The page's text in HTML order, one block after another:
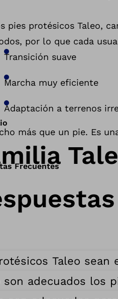
pies protésicos Taleo,
por lo que cada
Transición suave
Marcha muy eficiente
Adaptación a terrenos
más que un pie. Es
Frecuentes
Taleo sean
adecuados los